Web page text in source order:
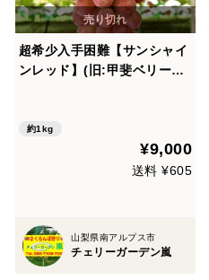
超希少入手困難【サンシャイ
ンレッド】(旧:甲斐ベリー7)
(2〜3房)種無し皮ごと
約1kg
¥9,000
送料 ¥605
山梨県南アルプス市
チェリーガーデン嵐